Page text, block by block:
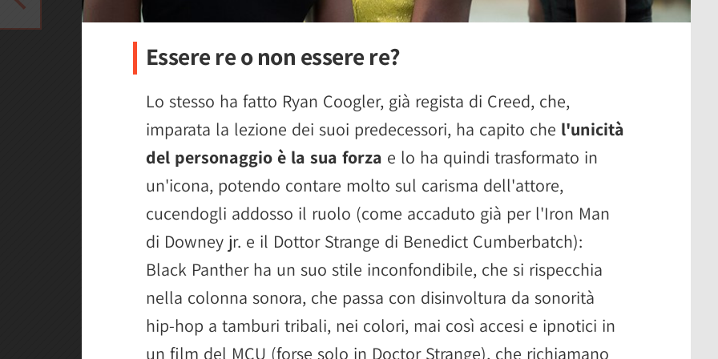
Essere re o non essere re?
Lo stesso ha fatto Ryan Coogler, già regista di Creed, che,
imparata la lezione dei suoi predecessori, ha capito che l'unicità
del personaggio è la sua forza e lo ha quindi trasformato in
un'icona, potendo contare molto sul carisma dell'attore,
cucendogli addosso il ruolo (come accaduto già per l'Iron Man
di Downey jr. e il Dottor Strange di Benedict Cumberbatch):
Black Panther ha un suo stile inconfondibile, che si rispecchia
nella colonna sonora, che passa con disinvoltura da sonorità
hip-hop a tamburi tribali, nei colori, mai così accesi e ipnotici in
un film del MCU (forse solo in Doctor Strange), che richiamano